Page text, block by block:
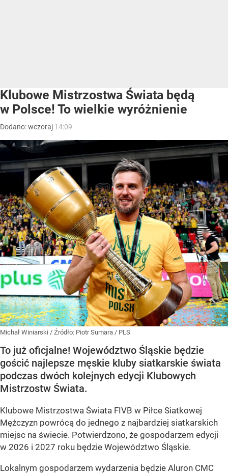
Klubowe Mistrzostwa Świata będą
w Polsce! To wielkie wyróżnienie
Dodano:wczoraj 14:09
Michał Winiarski / Źródło: Piotr Sumara / PLS
To już oficjalne! Województwo Śląskie będzie
gościć najlepsze męskie kluby siatkarskie świata
podczas dwóch kolejnych edycji Klubowych
Mistrzostw Świata.
Klubowe Mistrzostwa Świata FIVB w Piłce Siatkowej
Mężczyzn powrócą do jednego z najbardziej siatkarskich
miejsc na świecie. Potwierdzono, że gospodarzem edycji
w 2026 i 2027 roku będzie Województwo Śląskie.
Lokalnym gospodarzem wydarzenia będzie Aluron CMC